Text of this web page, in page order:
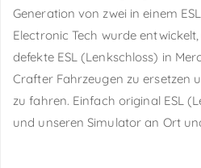
Generation von zwei in einem
Electronic Tech wurde
defekte ESL (Lenkschloss) in
Crafter Fahrzeugen zu ersetzen
zu fahren. Einfach original ESL
und unseren Simulator an Ort